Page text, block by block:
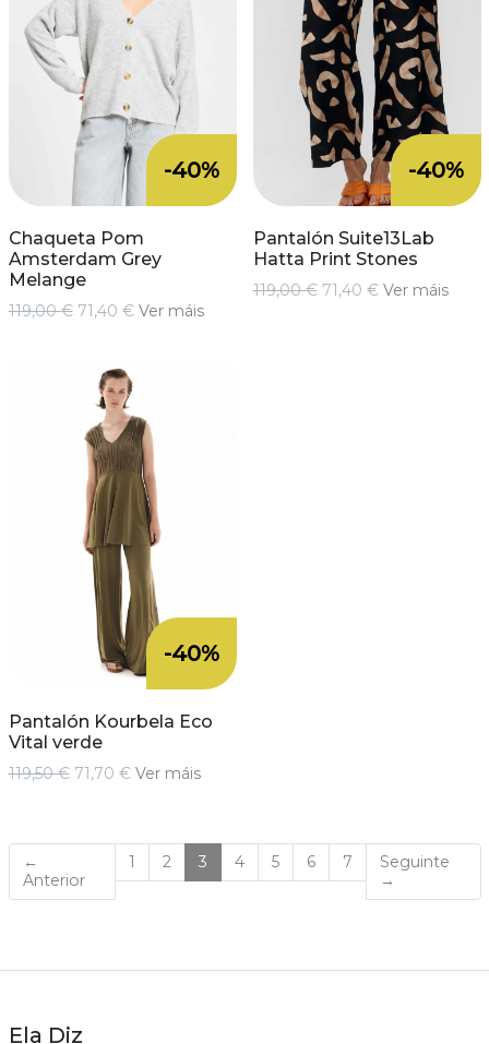
-40%
Chaqueta Pom
Amsterdam Grey
Melange
119,00 € 71,40 € Ver máis
-40%
Pantalón Suite13Lab
Hatta Print Stones
119,00 € 71,40 € Ver máis
-40%
Pantalón Kourbela Eco
Vital verde
119,50 € 71,70 € Ver máis
←
Anterior
1 2 3 (current)
4 5 6 7
Seguinte
→
Ela Diz